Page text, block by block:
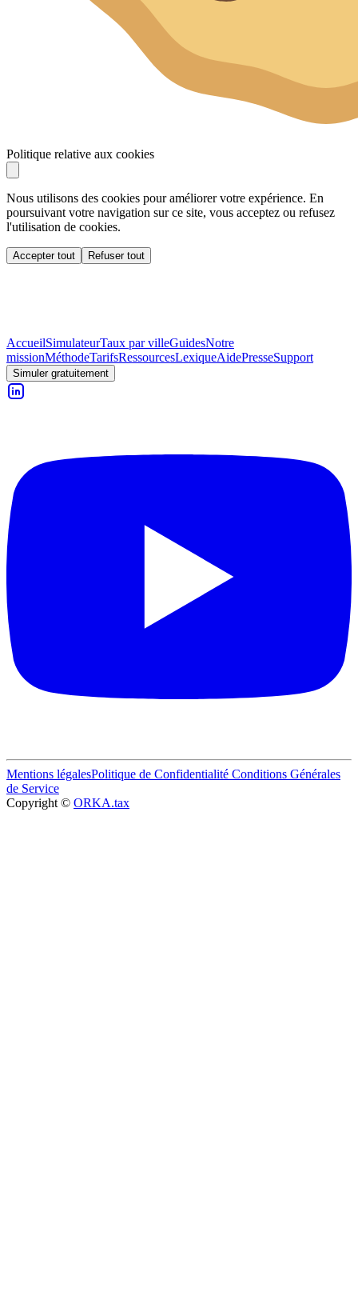
Politique relative aux cookies
Nous utilisons des cookies pour améliorer votre expérience. En
poursuivant votre navigation sur ce site, vous acceptez ou refusez
l'utilisation de cookies.
Accepter tout Refuser tout
AccueilSimulateurTaux par villeGuidesNotre
missionMéthodeTarifsRessourcesLexiqueAidePresseSupport
Simuler gratuitement
Mentions légalesPolitique de Confidentialité Conditions Générales
de Service
Copyright © ORKA.tax